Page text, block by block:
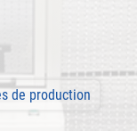
de production